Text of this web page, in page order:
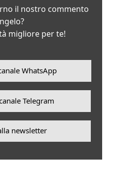
il nostro commento
migliore per te!
WhatsApp
Telegram
newsletter